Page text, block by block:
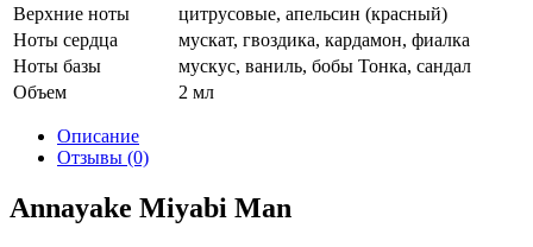
Верхние ноты
цитрусовые, апельсин (красный)
Ноты сердца
мускат, гвоздика, кардамон, фиалка
Ноты базы
мускус, ваниль, бобы Тонка, сандал
Объем
2 мл
Описание
Отзывы (0)
Annayake Miyabi Man